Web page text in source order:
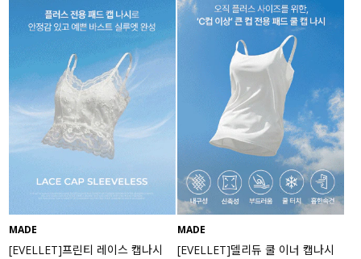
팬츠
원피스
스커트
ACC
MADE
[EVELLET]프린티 레이스 캡나시
MADE
[EVELLET]델리듀 쿨 이너 캡나시